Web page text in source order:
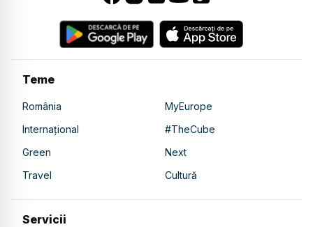
Teme
România
MyEurope
Internațional
#TheCube
Green
Next
Travel
Cultură
Servicii